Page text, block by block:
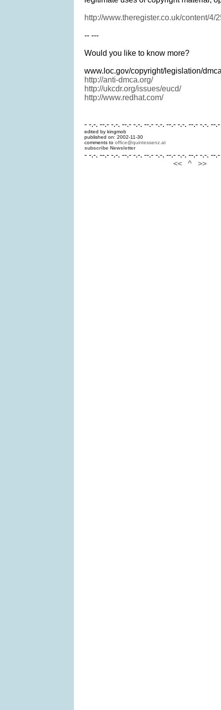
http://www.theregister.co.uk/content/4/
-- ---
Would you like to know more?
www.loc.gov/copyright/legislation/
http://anti-dmca.org/
http://ukcdr.org/issues/eucd/
http://www.redhat.com/
- -.-. --.- -.-. --.- -.-. --.- -.-. --.- -.-. --.- -.-. --.-
edited by kingmob
published on: 2002-11-30
comments to office@quintessenz.at
subscribe Newsletter
- -.-. --.- -.-. --.- -.-. --.- -.-. --.- -.-. --.- -.-. --.-
<<
^ >>